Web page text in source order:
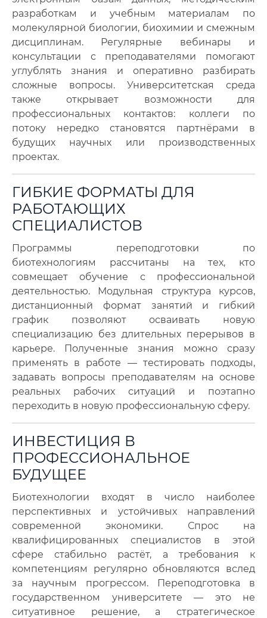
разработкам и учебным материалам по
молекулярной биологии, биохимии и смежным
дисциплинам. Регулярные вебинары и
консультации с преподавателями помогают
углублять знания и оперативно разбирать
сложные вопросы. Университетская среда
также открывает возможности для
профессиональных контактов: коллеги по
потоку нередко становятся партнёрами в
будущих научных или производственных
проектах.
ГИБКИЕ ФОРМАТЫ ДЛЯ
РАБОТАЮЩИХ
СПЕЦИАЛИСТОВ
Программы переподготовки по
биотехнологиям рассчитаны на тех, кто
совмещает обучение с профессиональной
деятельностью. Модульная структура курсов,
дистанционный формат занятий и гибкий
график позволяют осваивать новую
специализацию без длительных перерывов в
карьере. Полученные знания можно сразу
применять в работе — тестировать подходы,
задавать вопросы преподавателям на основе
реальных рабочих ситуаций и поэтапно
переходить в новую профессиональную сферу.
ИНВЕСТИЦИЯ В
ПРОФЕССИОНАЛЬНОЕ
БУДУЩЕЕ
Биотехнологии входят в число наиболее
перспективных и устойчивых направлений
современной экономики. Спрос на
квалифицированных специалистов в этой
сфере стабильно растёт, а требования к
компетенциям регулярно обновляются вслед
за научным прогрессом. Переподготовка в
государственном университете — это не
ситуативное решение, а стратегическое